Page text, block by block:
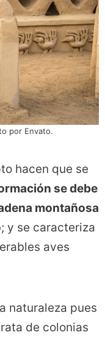
por Envato.
hacen que se
se debe
montañosa
; y se caracteriza
aves
naturaleza pues
de colonias